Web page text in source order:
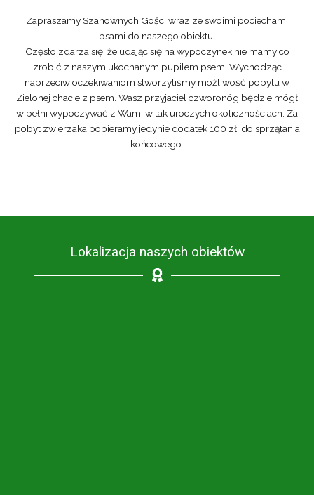
Zapraszamy Szanownych Gości wraz ze swoimi pociechami
psami do naszego obiektu.
Często zdarza się, że udając się na wypoczynek nie mamy co
zrobić z naszym ukochanym pupilem psem. Wychodząc
naprzeciw oczekiwaniom stworzyliśmy możliwość pobytu w
Zielonej chacie z psem. Wasz przyjaciel czworonóg będzie mógł
w pełni wypoczywać z Wami w tak uroczych okolicznościach. Za
pobyt zwierzaka pobieramy jedynie dodatek 100 zł. do sprzątania
końcowego.
Lokalizacja naszych obiektów